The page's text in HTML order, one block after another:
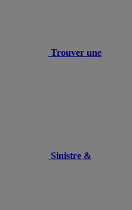
Trouver une
Sinistre &